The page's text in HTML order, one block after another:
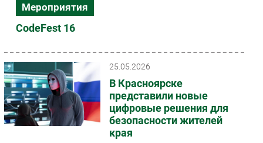
Мероприятия
CodeFest 16
25.05.2026
В Красноярске
представили новые
цифровые решения для
безопасности жителей
края